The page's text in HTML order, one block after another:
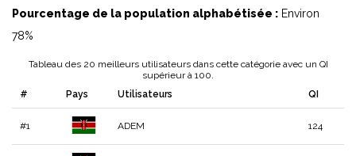
Pourcentage de la population alphabétisée : Environ
78%
Tableau des 20 meilleurs utilisateurs dans cette catégorie avec un QI
supérieur à 100.
#
Pays Utilisateurs QI
#1 ADEM 124